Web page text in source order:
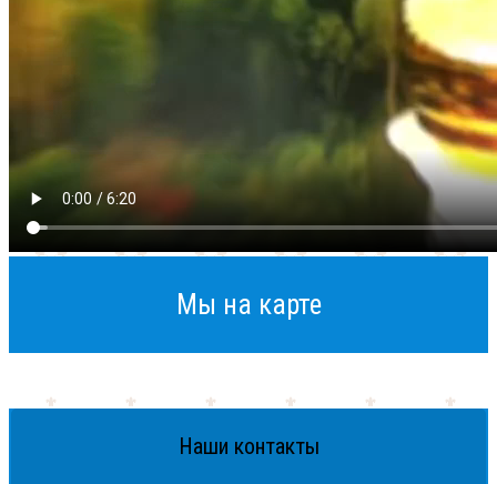
Мы на карте
Наши контакты